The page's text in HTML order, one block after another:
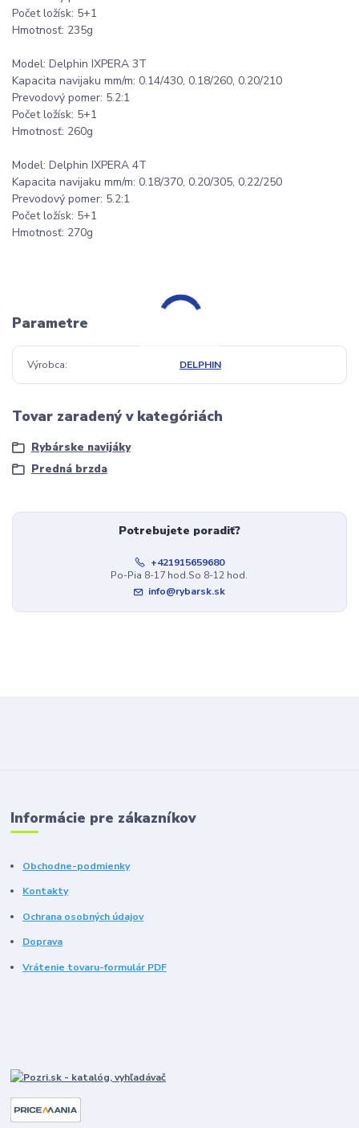
Počet ložísk: 5+1
Hmotnosť: 235g
Model: Delphin IXPERA 3T
Kapacita navijaku mm/m: 0.14/430, 0.18/260, 0.20/210
Prevodový pomer: 5.2:1
Počet ložísk: 5+1
Hmotnosť: 260g
Model: Delphin IXPERA 4T
Kapacita navijaku mm/m: 0.18/370, 0.20/305, 0.22/250
Prevodový pomer: 5.2:1
Počet ložísk: 5+1
Hmotnosť: 270g
Parametre
Výrobca DELPHIN
Tovar zaradený v kategóriách
Rybárske navijáky
Predná brzda
Potrebujete poradiť?
+421915659680
Po-Pia 8-17 hod.So 8-12 hod.
info@rybarsk.sk
Informácie pre zákazníkov
Obchodne-podmienky
Kontakty
Ochrana osobných údajov
Doprava
Vrátenie tovaru-formulár PDF